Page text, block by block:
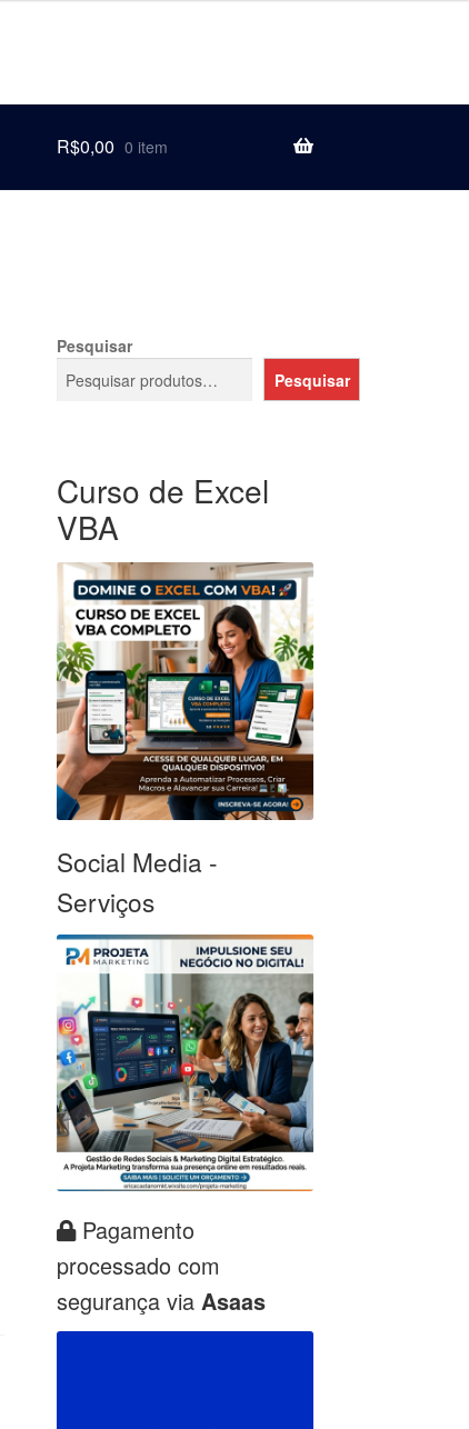
R$0,00 0 item
Pesquisar
Pesquisar
Curso de Excel
VBA
Social Media -
Serviços
Pagamento
processado com
segurança via Asaas